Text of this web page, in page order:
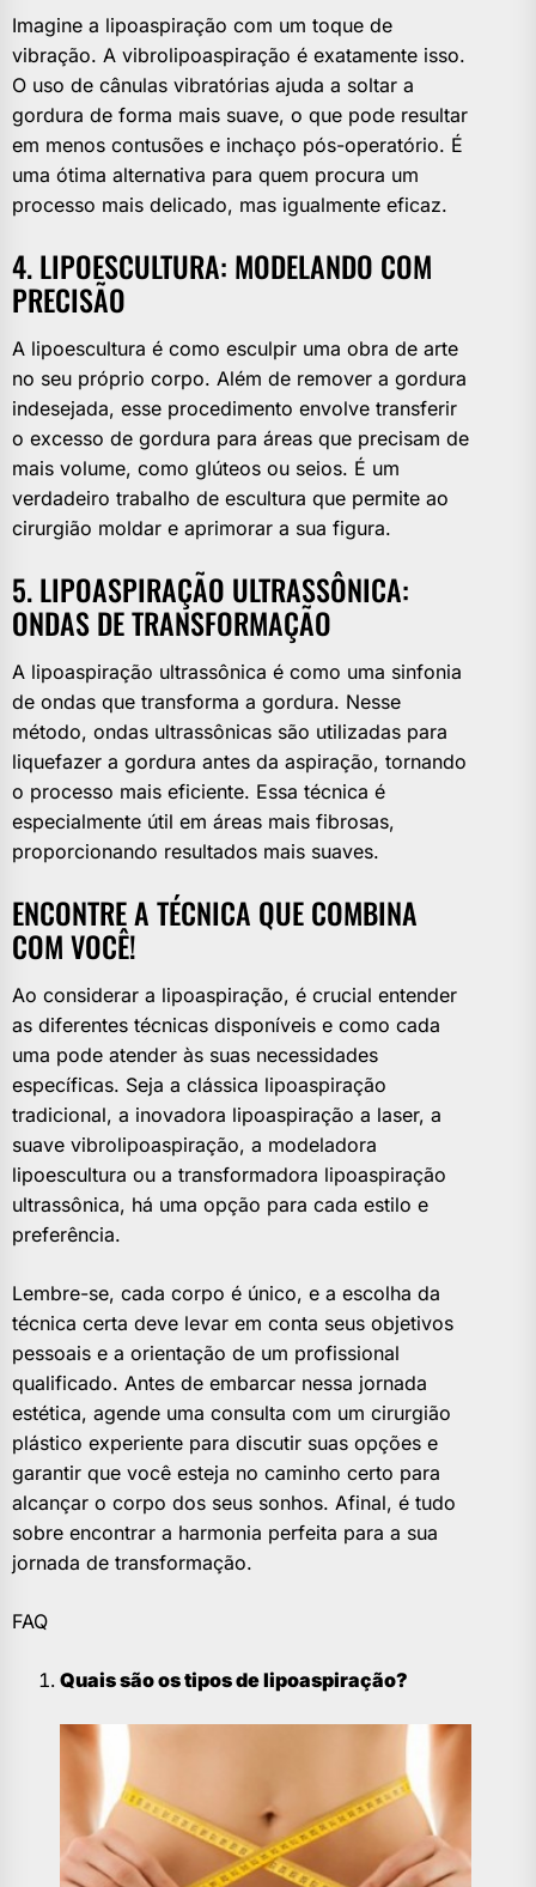
Imagine a lipoaspiração com um toque de
vibração. A vibrolipoaspiração é exatamente isso.
O uso de cânulas vibratórias ajuda a soltar a
gordura de forma mais suave, o que pode resultar
em menos contusões e inchaço pós-operatório. É
uma ótima alternativa para quem procura um
processo mais delicado, mas igualmente eficaz.
4. LIPOESCULTURA: MODELANDO COM
PRECISÃO
A lipoescultura é como esculpir uma obra de arte
no seu próprio corpo. Além de remover a gordura
indesejada, esse procedimento envolve transferir
o excesso de gordura para áreas que precisam de
mais volume, como glúteos ou seios. É um
verdadeiro trabalho de escultura que permite ao
cirurgião moldar e aprimorar a sua figura.
5. LIPOASPIRAÇÃO ULTRASSÔNICA:
ONDAS DE TRANSFORMAÇÃO
A lipoaspiração ultrassônica é como uma sinfonia
de ondas que transforma a gordura. Nesse
método, ondas ultrassônicas são utilizadas para
liquefazer a gordura antes da aspiração, tornando
o processo mais eficiente. Essa técnica é
especialmente útil em áreas mais fibrosas,
proporcionando resultados mais suaves.
ENCONTRE A TÉCNICA QUE COMBINA
COM VOCÊ!
Ao considerar a lipoaspiração, é crucial entender
as diferentes técnicas disponíveis e como cada
uma pode atender às suas necessidades
específicas. Seja a clássica lipoaspiração
tradicional, a inovadora lipoaspiração a laser, a
suave vibrolipoaspiração, a modeladora
lipoescultura ou a transformadora lipoaspiração
ultrassônica, há uma opção para cada estilo e
preferência.
Lembre-se, cada corpo é único, e a escolha da
técnica certa deve levar em conta seus objetivos
pessoais e a orientação de um profissional
qualificado. Antes de embarcar nessa jornada
estética, agende uma consulta com um cirurgião
plástico experiente para discutir suas opções e
garantir que você esteja no caminho certo para
alcançar o corpo dos seus sonhos. Afinal, é tudo
sobre encontrar a harmonia perfeita para a sua
jornada de transformação.
FAQ
Quais são os tipos de lipoaspiração?